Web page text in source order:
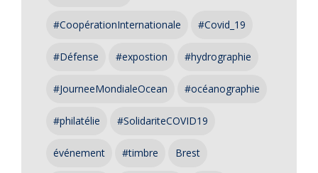
#CoopérationInternationale #Covid_19
#Défense #expostion #hydrographie
#JourneeMondialeOcean #océanographie
#philatélie #SolidariteCOVID19
événement #timbre Brest